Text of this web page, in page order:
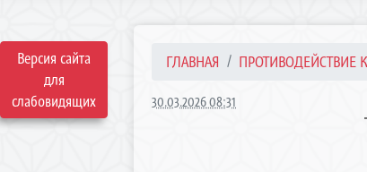
Версия сайта
для
слабовидящих
ГЛАВНАЯ ПРОТИВОДЕЙСТВИЕ
30.03.2026 08:31